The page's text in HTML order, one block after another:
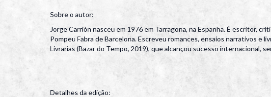
Sobre o autor:
Jorge Carrión nasceu em 1976 em Tarragona, na Espanha. É escritor,
Pompeu Fabra de Barcelona. Escreveu romances, ensaios narrativos
Livrarias (Bazar do Tempo, 2019), que alcançou sucesso internacional,
Detalhes da edição: